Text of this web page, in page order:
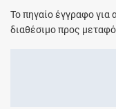
Το πηγαίο έγγραφο για
διαθέσιμο προς